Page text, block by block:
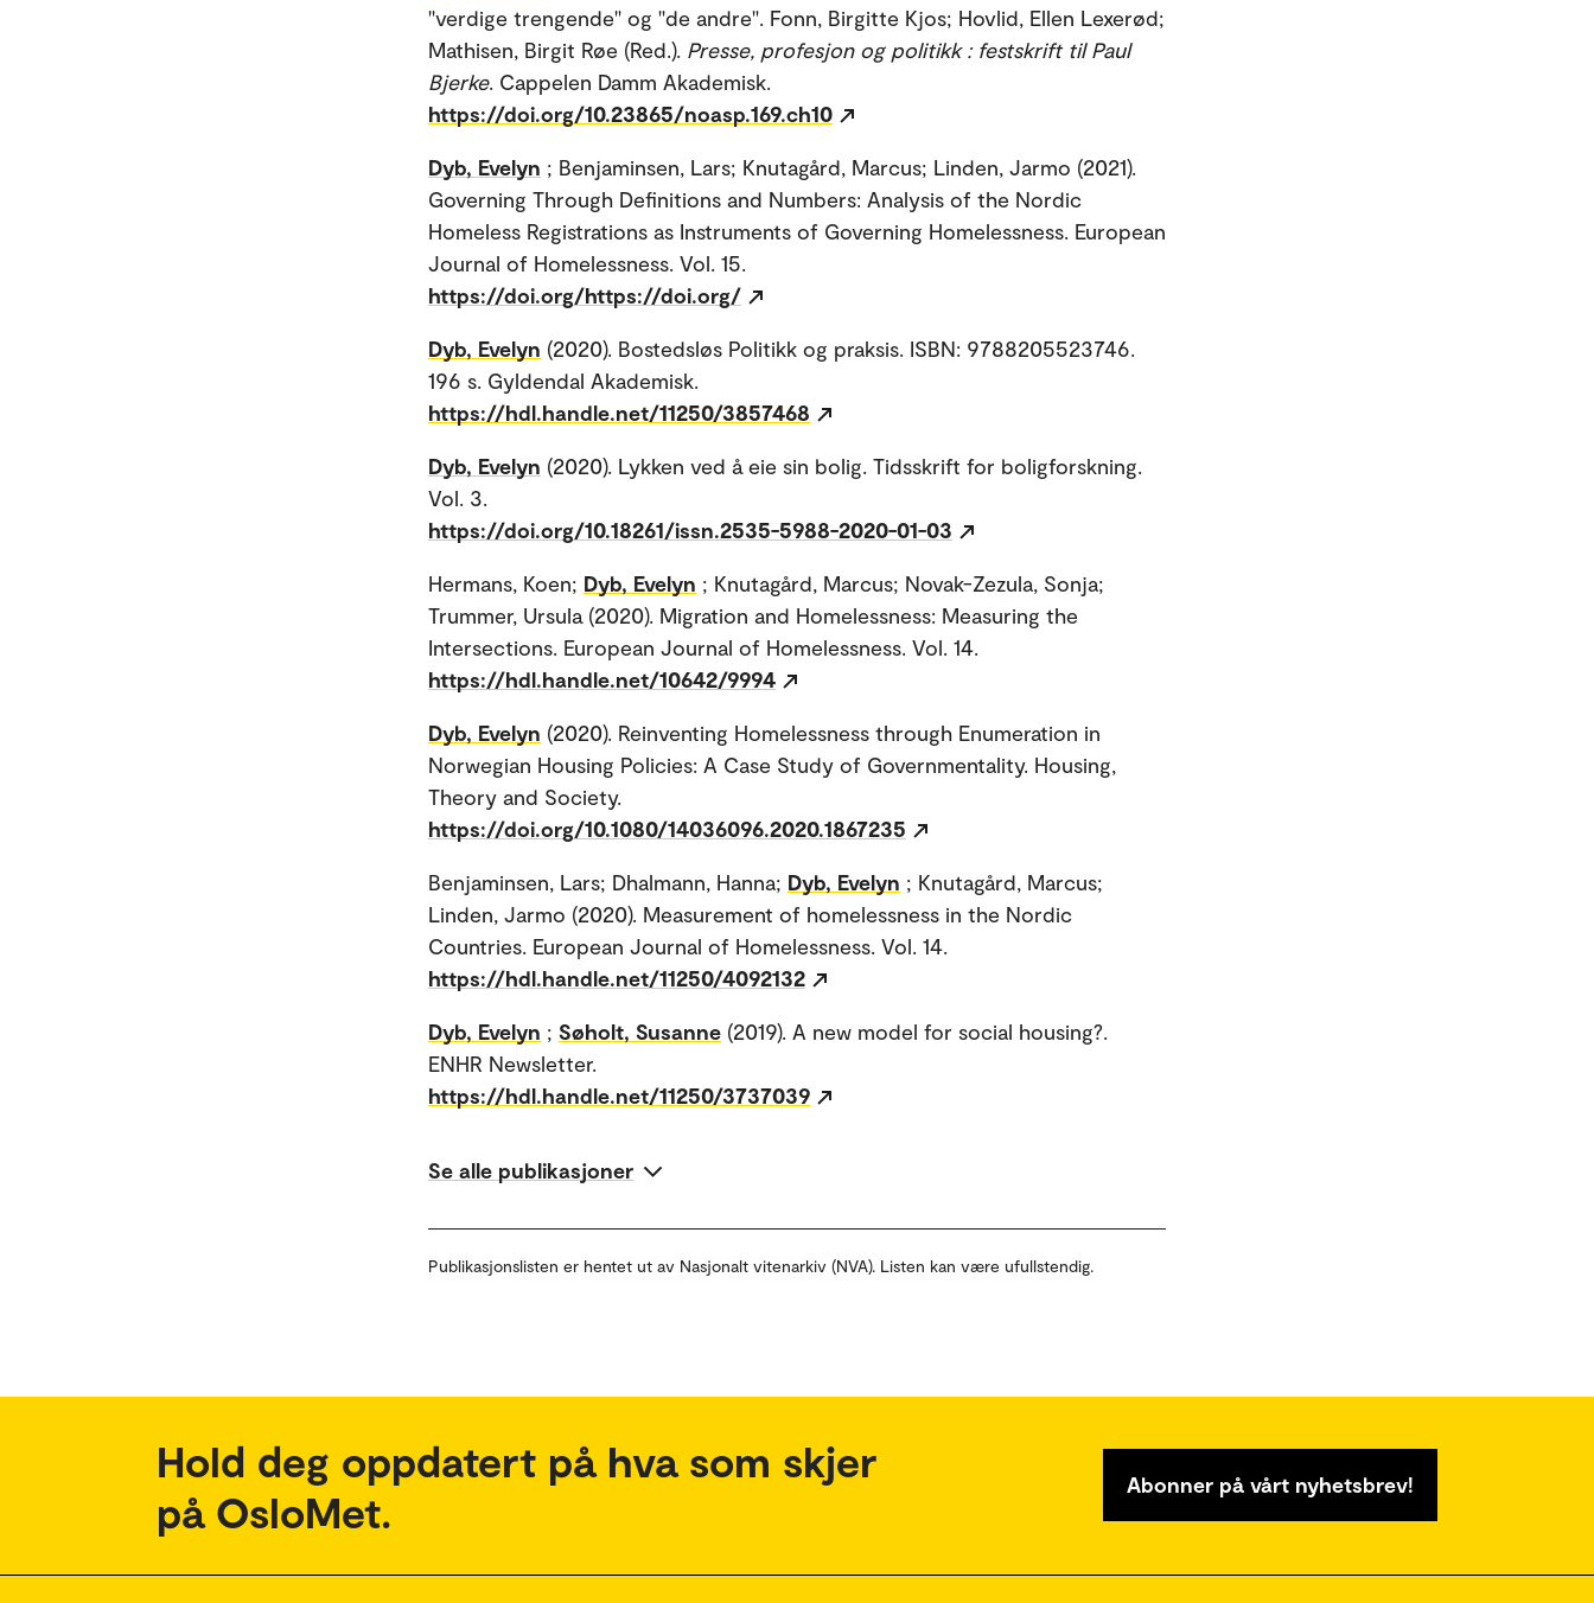
"verdige trengende" og "de andre". Fonn, Birgitte Kjos; Hovlid, Ellen Lexerød;
Mathisen, Birgit Røe (Red.). Presse, profesjon og politikk : festskrift til Paul
Bjerke. Cappelen Damm Akademisk.
https://doi.org/10.23865/noasp.169.ch10
Dyb, Evelyn ; Benjaminsen, Lars; Knutagård, Marcus; Linden, Jarmo (2021).
Governing Through Definitions and Numbers: Analysis of the Nordic
Homeless Registrations as Instruments of Governing Homelessness. European
Journal of Homelessness. Vol. 15.
https://doi.org/https://doi.org/
Dyb, Evelyn (2020). Bostedsløs Politikk og praksis. ISBN: 9788205523746.
196 s. Gyldendal Akademisk.
https://hdl.handle.net/11250/3857468
Dyb, Evelyn (2020). Lykken ved å eie sin bolig. Tidsskrift for boligforskning.
Vol. 3.
https://doi.org/10.18261/issn.2535-5988-2020-01-03
Hermans, Koen; Dyb, Evelyn ; Knutagård, Marcus; Novak-Zezula, Sonja;
Trummer, Ursula (2020). Migration and Homelessness: Measuring the
Intersections. European Journal of Homelessness. Vol. 14.
https://hdl.handle.net/10642/9994
Dyb, Evelyn (2020). Reinventing Homelessness through Enumeration in
Norwegian Housing Policies: A Case Study of Governmentality. Housing,
Theory and Society.
https://doi.org/10.1080/14036096.2020.1867235
Benjaminsen, Lars; Dhalmann, Hanna; Dyb, Evelyn ; Knutagård, Marcus;
Linden, Jarmo (2020). Measurement of homelessness in the Nordic
Countries. European Journal of Homelessness. Vol. 14.
https://hdl.handle.net/11250/4092132
Dyb, Evelyn ; Søholt, Susanne (2019). A new model for social housing?.
ENHR Newsletter.
https://hdl.handle.net/11250/3737039
Se alle publikasjoner
Publikasjonslisten er hentet ut av Nasjonalt vitenarkiv (NVA). Listen kan være ufullstendig.
Hold deg oppdatert på hva som skjer
på OsloMet.
Abonner på vårt nyhetsbrev!